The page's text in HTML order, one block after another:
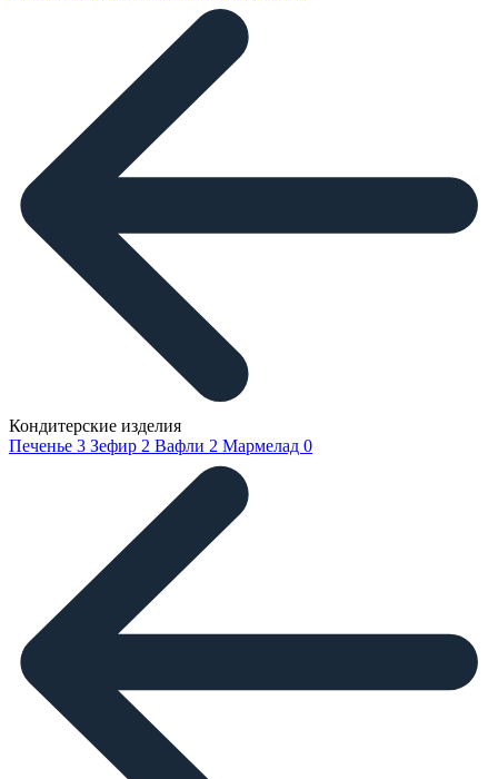
Кондитерские изделия
Печенье 3 Зефир 2 Вафли 2 Мармелад 0